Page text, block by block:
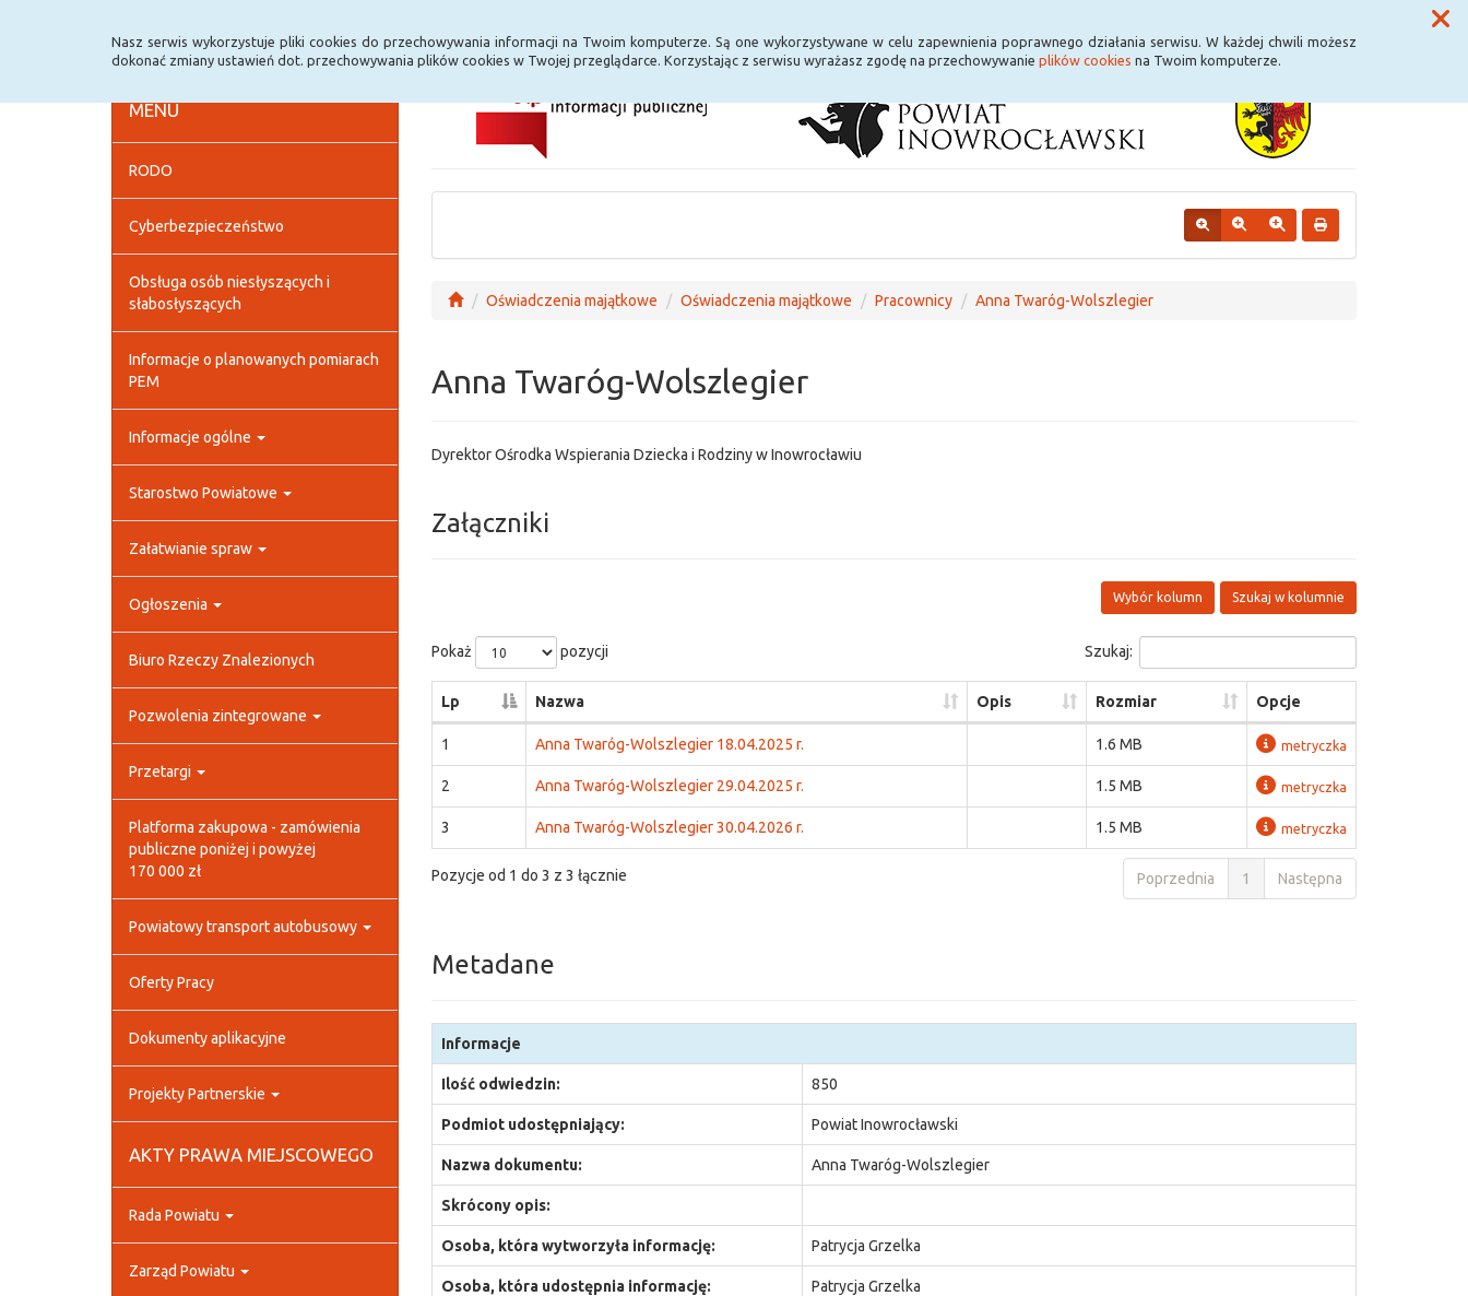
Nasz serwis wykorzystuje pliki cookies do przechowywania informacji na Twoim komputerze. Są one wykorzystywane w celu zapewnienia poprawnego działania serwisu. W każdej chwili możesz
dokonać zmiany ustawień dot. przechowywania plików cookies w Twojej przeglądarce. Korzystając z serwisu wyrażasz zgodę na przechowywanie plików cookies na Twoim komputerze.
MENU
RODO
Cyberbezpieczeństwo
Obsługa osób niesłyszących i
słabosłyszących
Informacje o planowanych pomiarach
PEM
Informacje ogólne
Starostwo Powiatowe
Załatwianie spraw
Ogłoszenia
Biuro Rzeczy Znalezionych
Pozwolenia zintegrowane
Przetargi
Platforma zakupowa - zamówienia
publiczne poniżej i powyżej
170 000 zł
Powiatowy transport autobusowy
Oferty Pracy
Dokumenty aplikacyjne
Projekty Partnerskie
AKTY PRAWA MIEJSCOWEGO
Rada Powiatu
Zarząd Powiatu
Oświadczenia majątkowe Oświadczenia majątkowe Pracownicy Anna Twaróg-Wolszlegier
Anna Twaróg-Wolszlegier
Dyrektor Ośrodka Wspierania Dziecka i Rodziny w Inowrocławiu
Załączniki
Szukaj w kolumnie
Wybór kolumn
Pokaż pozycji Szukaj:
Lp Nazwa Opis Rozmiar Opcje
1 Anna Twaróg-Wolszlegier 18.04.2025 r. 1.6 MB metryczka
2 Anna Twaróg-Wolszlegier 29.04.2025 r. 1.5 MB metryczka
3 Anna Twaróg-Wolszlegier 30.04.2026 r. 1.5 MB metryczka
Pozycje od 1 do 3 z 3 łącznie Poprzednia 1 Następna
Metadane
Informacje
Ilość odwiedzin: 850
Podmiot udostępniający: Powiat Inowrocławski
Nazwa dokumentu: Anna Twaróg-Wolszlegier
Skrócony opis:
Osoba, która wytworzyła informację: Patrycja Grzelka
Osoba, która udostępnia informację: Patrycja Grzelka